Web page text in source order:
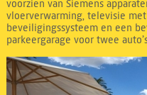
voorzien van Siemens
vloerverwarming, televisie
beveiligingssysteem en een
parkeergarage voor twee